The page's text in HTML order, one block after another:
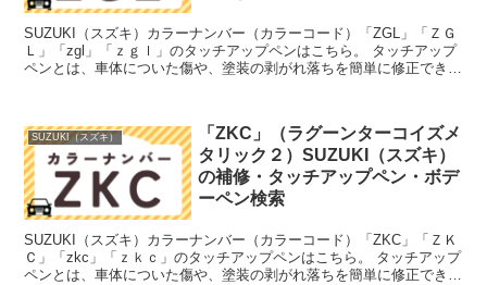
SUZUKI（スズキ）カラーナンバー（カラーコード）「ZGL」「ＺＧ
Ｌ」「zgl」「ｚｇｌ」のタッチアップペンはこちら。 タッチアップ
ペンとは、車体についた傷や、塗装の剥がれ落ちを簡単に修正できる
SUZUKI（スズキ）
「ZKC」（ラグーンターコイズメ
タリック２）SUZUKI（スズキ）
の補修・タッチアップペン・ボデ
ーペン検索
SUZUKI（スズキ）カラーナンバー（カラーコード）「ZKC」「ＺＫ
Ｃ」「zkc」「ｚｋｃ」のタッチアップペンはこちら。 タッチアップ
ペンとは、車体についた傷や、塗装の剥がれ落ちを簡単に修正できる